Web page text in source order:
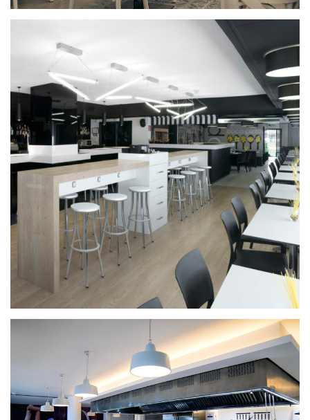
Bocapizza